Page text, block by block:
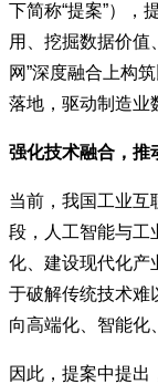
下简称“提案”），
用、挖掘数据价值
网”深度融合上构
落地，驱动制造业
强化技术融合，推
当前，我国工业互
段，人工智能与工
化、建设现代化产
于破解传统技术难
向高端化、智能化
因此，提案中提出